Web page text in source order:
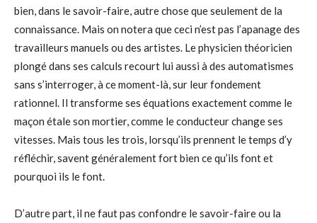
bien, dans le savoir-faire, autre chose que seulement de la
connaissance. Mais on notera que ceci n’est pas l’apanage des
travailleurs manuels ou des artistes. Le physicien théoricien
plongé dans ses calculs recourt lui aussi à des automatismes
sans s’interroger, à ce moment-là, sur leur fondement
rationnel. Il transforme ses équations exactement comme le
maçon étale son mortier, comme le conducteur change ses
vitesses. Mais tous les trois, lorsqu’ils prennent le temps d’y
réfléchir, savent généralement fort bien ce qu’ils font et
pourquoi ils le font.
D’autre part, il ne faut pas confondre le savoir-faire ou la